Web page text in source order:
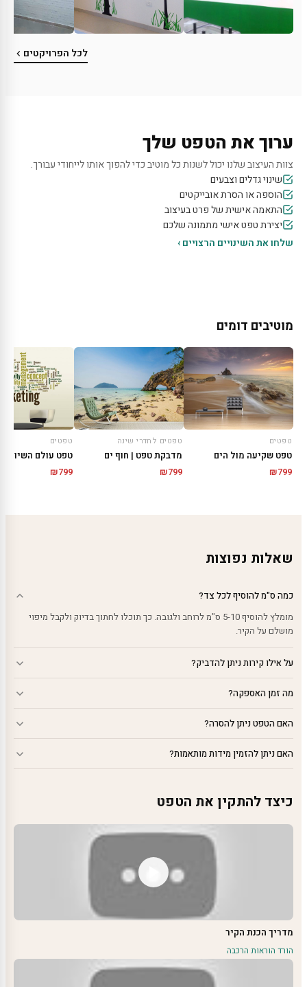
לכל הפרויקטים
ערוך את הטפט שלך
צוות העיצוב שלנו יכול לשנות כל מוטיב כדי להפוך אותו לייחודי עבורך.
שינוי גדלים וצבעים
הוספה או הסרת אובייקטים
התאמה אישית של פרט בעיצוב
יצירת טפט אישי מתמונה שלכם
שלחו את השינויים הרצויים ›
מוטיבים דומים
טפטים
טפט שקיעה מול הים
₪799
טפטים לחדרי שינה
מדבקת טפט | חוף ים
₪799
טפטים
טפט עולם השיווק
₪799
שאלות נפוצות
כמה ס"מ להוסיף לכל צד?
מומלץ להוסיף 5-10 ס"מ לרוחב ולגובה. כך תוכלו לחתוך בדיוק ולקבל מיפוי
מושלם על הקיר.
על אילו קירות ניתן להדביק?
מה זמן האספקה?
האם הטפט ניתן להסרה?
האם ניתן להזמין מידות מותאמות?
כיצד להתקין את הטפט
מדריך הכנת הקיר
הורד הוראות הרכבה